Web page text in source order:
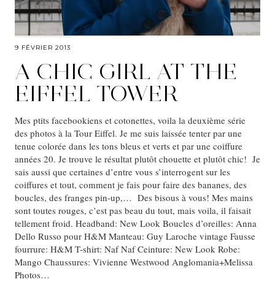
9 FÉVRIER 2013
A CHIC GIRL AT THE
EIFFEL TOWER
Mes ptits facebookiens et cotonettes, voila la deuxième série
des photos à la Tour Eiffel. Je me suis laissée tenter par une
tenue colorée dans les tons bleus et verts et par une coiffure
années 20. Je trouve le résultat plutôt chouette et plutôt chic! Je
sais aussi que certaines d’entre vous s’interrogent sur les
coiffures et tout, comment je fais pour faire des bananes, des
boucles, des franges pin-up,… Des bisous à vous! Mes mains
sont toutes rouges, c’est pas beau du tout, mais voila, il faisait
tellement froid. Headband: New Look Boucles d’oreilles: Anna
Dello Russo pour H&M Manteau: Guy Laroche vintage Fausse
fourrure: H&M T-shirt: Naf Naf Ceinture: New Look Robe:
Mango Chaussures: Vivienne Westwood Anglomania+Melissa
Photos…